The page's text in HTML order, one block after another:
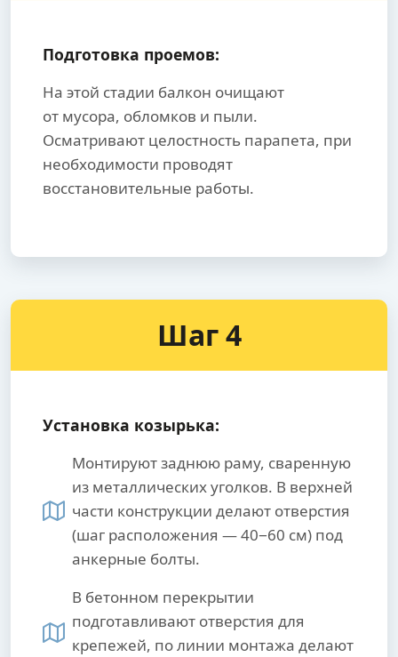
Подготовка проемов:
На этой стадии балкон очищают
от мусора, обломков и пыли.
Осматривают целостность парапета, при
необходимости проводят
восстановительные работы.
Шаг 4
Установка козырька:
Монтируют заднюю раму, сваренную
из металлических уголков. В верхней
части конструкции делают отверстия
(шаг расположения — 40−60 см) под
анкерные болты.
В бетонном перекрытии
подготавливают отверстия для
крепежей, по линии монтажа делают